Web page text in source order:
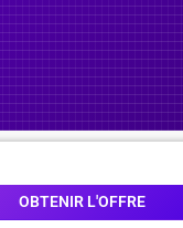
OBTENIR L'OFFRE